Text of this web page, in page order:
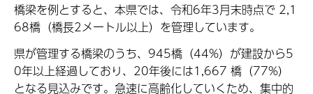
橋梁を例とすると、本県では、令和6年3月末時点で 2,1
68橋（橋長2メートル以上）を管理しています。
県が管理する橋梁のうち、945橋（44%）が建設から5
0年以上経過しており、20年後には1,667 橋（77%）
となる見込みです。急速に高齢化していくため、集中的